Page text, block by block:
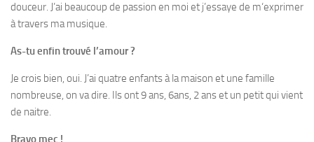
douceur. J’ai beaucoup de passion en moi et j’essaye de m‘exprimer
à travers ma musique.
As-tu enfin trouvé l’amour ?
Je crois bien, oui. J’ai quatre enfants à la maison et une famille
nombreuse, on va dire. Ils ont 9 ans, 6ans, 2 ans et un petit qui vient
de naitre.
Bravo mec !